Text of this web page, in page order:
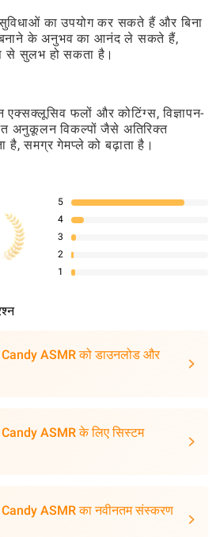
सुविधाओं का उपयोग कर सकते हैं और बिना
के अनुभव का आनंद ले सकते हैं,
से सुलभ हो सकता है।
एक्सक्लूसिव फलों और कोटिंग्स, विज्ञापन-
अनुकूलन विकल्पों जैसे अतिरिक्त
है, समग्र गेमप्ले को बढ़ाता है।
5
4
3
2
1
ASMR को डाउनलोड और
ASMR के लिए सिस्टम
ASMR का नवीनतम संस्करण